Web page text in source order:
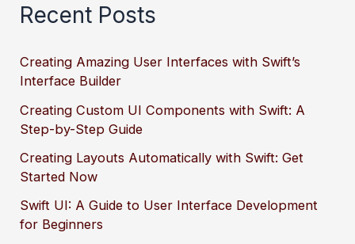
Recent Posts
Creating Amazing User Interfaces with Swift’s
Interface Builder
Creating Custom UI Components with Swift: A
Step-by-Step Guide
Creating Layouts Automatically with Swift: Get
Started Now
Swift UI: A Guide to User Interface Development
for Beginners